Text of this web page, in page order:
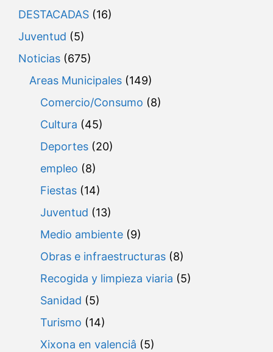
DESTACADAS (16)
Juventud (5)
Noticias (675)
Areas Municipales (149)
Comercio/Consumo (8)
Cultura (45)
Deportes (20)
empleo (8)
Fiestas (14)
Juventud (13)
Medio ambiente (9)
Obras e infraestructuras (8)
Recogida y limpieza viaria (5)
Sanidad (5)
Turismo (14)
Xixona en valenciâ (5)